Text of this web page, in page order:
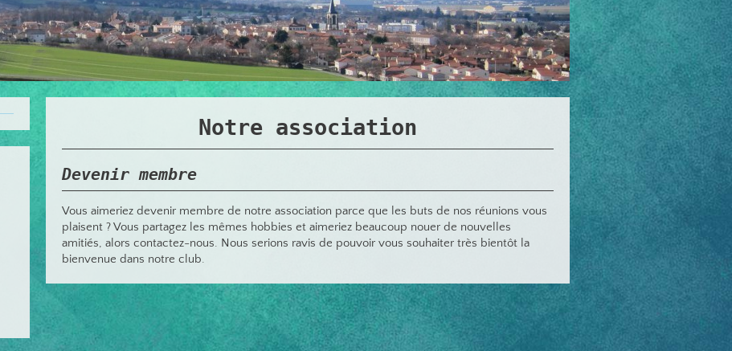
Notre association
Devenir membre
Vous aimeriez devenir membre de notre association parce que les buts de nos réunions vous
plaisent ? Vous partagez les mêmes hobbies et aimeriez beaucoup nouer de nouvelles
amitiés, alors contactez-nous. Nous serions ravis de pouvoir vous souhaiter très bientôt la
bienvenue dans notre club.